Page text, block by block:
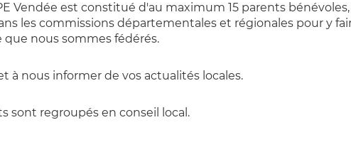
Vendée est constitué d'au maximum 15 parents
les commissions départementales et régionales pour y
nous sommes fédérés.
à nous informer de vos actualités locales.
sont regroupés en conseil local.